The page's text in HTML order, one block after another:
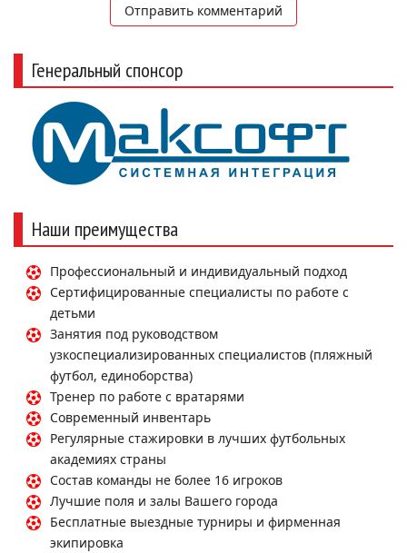
Отправить комментарий
Генеральный спонсор
Наши преимущества
Профессиональный и индивидуальный подход
Сертифицированные специалисты по работе с
детьми
Занятия под руководством
узкоспециализированных специалистов (пляжный
футбол, единоборства)
Тренер по работе с вратарями
Современный инвентарь
Регулярные стажировки в лучших футбольных
академиях страны
Состав команды не более 16 игроков
Лучшие поля и залы Вашего города
Бесплатные выездные турниры и фирменная
экипировка